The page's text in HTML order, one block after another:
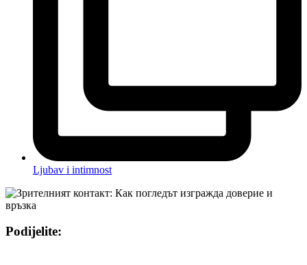
Ljubav i intimnost
Podijelite: